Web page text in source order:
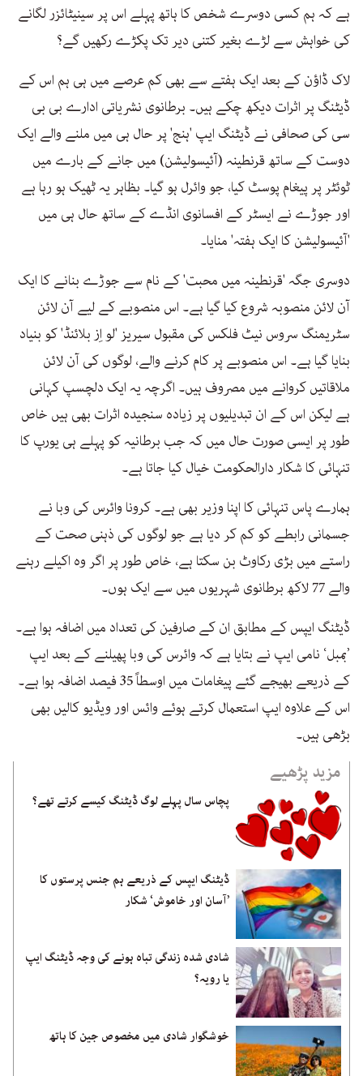
ہے کہ ہم کسی دوسرے شخص کا ہاتھ پہلے اس پر سینیٹائزر لگانے
کی خواہش سے لڑے بغیر کتنی دیر تک پکڑے رکھیں گے؟
لاک ڈاؤن کے بعد ایک ہفتے سے بھی کم عرصے میں ہی ہم اس کے
ڈیٹنگ پر اثرات دیکھ چکے ہیں۔ برطانوی نشریاتی ادارے بی بی
سی کی صحافی نے ڈیٹنگ ایپ 'ہنج' پر حال ہی میں ملنے والے ایک
دوست کے ساتھ قرنطینہ (آئیسولیشن) میں جانے کے بارے میں
ٹوئٹر پر پیغام پوسٹ کیا، جو وائرل ہو گیا۔ بظاہر یہ ٹھیک ہو رہا ہے
اور جوڑے نے ایسٹر کے افسانوی انڈے کے ساتھ حال ہی میں
'آئیسولیشن کا ایک ہفتہ' منایا۔
دوسری جگہ 'قرنطینہ میں محبت' کے نام سے جوڑے بنانے کا ایک
آن لائن منصوبہ شروع کیا گیا ہے۔ اس منصوبے کے لیے آن لائن
سٹریمنگ سروس نیٹ فلکس کی مقبول سیریز 'لو اِز بلائنڈ' کو بنیاد
بنایا گیا ہے۔ اس منصوبے پر کام کرنے والے، لوگوں کی آن لائن
ملاقاتیں کروانے میں مصروف ہیں۔ اگرچہ یہ ایک دلچسپ کہانی
ہے لیکن اس کے ان تبدیلیوں پر زیادہ سنجیدہ اثرات بھی ہیں خاص
طور پر ایسی صورت حال میں کہ جب برطانیہ کو پہلے ہی یورپ کا
تنہائی کا شکار دارالحکومت خیال کیا جاتا ہے۔
ہمارے پاس تنہائی کا اپنا وزیر بھی ہے۔ کرونا وائرس کی وبا نے
جسمانی رابطے کو کم کر دیا ہے جو لوگوں کی ذہنی صحت کے
راستے میں بڑی رکاوٹ بن سکتا ہے، خاص طور پر اگر وہ اکیلے رہنے
والے 77 لاکھ برطانوی شہریوں میں سے ایک ہوں۔
ڈیٹنگ ایپس کے مطابق ان کے صارفین کی تعداد میں اضافہ ہوا ہے۔
’بمبل‘ نامی ایپ نے بتایا ہے کہ وائرس کی وبا پھیلنے کے بعد ایپ
کے ذریعے بھیجے گئے پیغامات میں اوسطاً 35 فیصد اضافہ ہوا ہے۔
اس کے علاوہ ایپ استعمال کرتے ہوئے وائس اور ویڈیو کالیں بھی
بڑھی ہیں۔
مزید پڑھیے
پچاس سال پہلے لوگ ڈیٹنگ کیسے کرتے تھے؟
ڈیٹنگ ایپس کے ذریعے ہم جنس پرستوں کا
’آسان اور خاموش‘ شکار
شادی شدہ زندگی تباہ ہونے کی وجہ ڈیٹنگ ایپ
یا رویہ؟
خوشگوار شادی میں مخصوص جین کا ہاتھ